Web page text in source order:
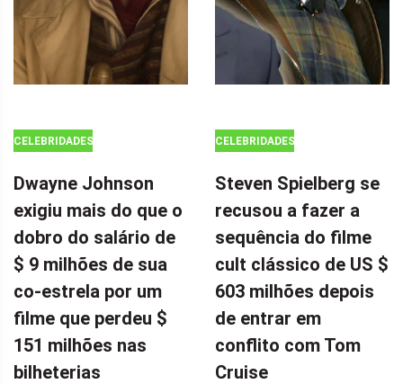
CELEBRIDADES
Dwayne Johnson
exigiu mais do que o
dobro do salário de
$ 9 milhões de sua
co-estrela por um
filme que perdeu $
151 milhões nas
bilheterias
CELEBRIDADES
Steven Spielberg se
recusou a fazer a
sequência do filme
cult clássico de US $
603 milhões depois
de entrar em
conflito com Tom
Cruise